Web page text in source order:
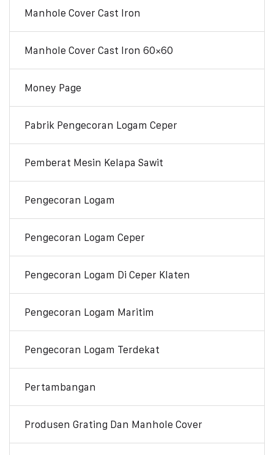
Manhole Cover Cast Iron
Manhole Cover Cast Iron 60×60
Money Page
Pabrik Pengecoran Logam Ceper
Pemberat Mesin Kelapa Sawit
Pengecoran Logam
Pengecoran Logam Ceper
Pengecoran Logam Di Ceper Klaten
Pengecoran Logam Maritim
Pengecoran Logam Terdekat
Pertambangan
Produsen Grating Dan Manhole Cover